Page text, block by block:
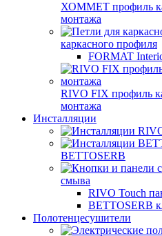
ХОММЕТ профиль
монтажа
каркасного профиля
FORMAT
RIVO FIX профиль
монтажа
Инсталляции
BETTOSERB
смыва
RIVO Touch
BETTOSERB
Полотенцесушители